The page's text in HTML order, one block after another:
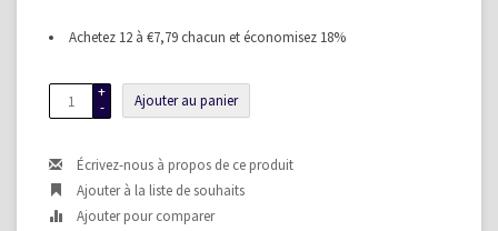
Achetez 12 à €7,79 chacun et économisez 18%
+
-
Ajouter au panier
Écrivez-nous à propos de ce produit
Ajouter à la liste de souhaits
Ajouter pour comparer